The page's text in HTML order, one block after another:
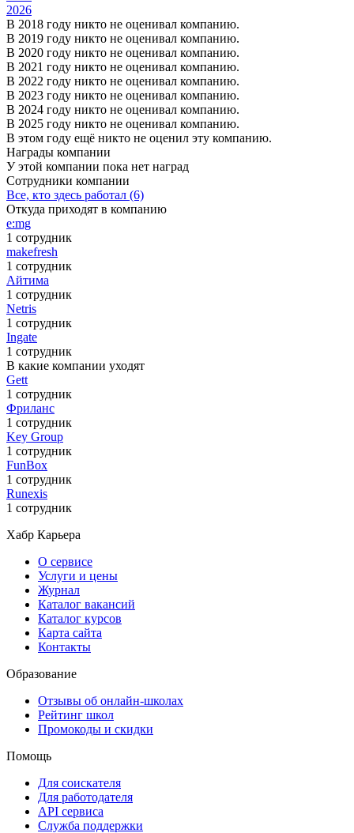
2026
В 2018 году никто не оценивал компанию.
В 2019 году никто не оценивал компанию.
В 2020 году никто не оценивал компанию.
В 2021 году никто не оценивал компанию.
В 2022 году никто не оценивал компанию.
В 2023 году никто не оценивал компанию.
В 2024 году никто не оценивал компанию.
В 2025 году никто не оценивал компанию.
В этом году ещё никто не оценил эту компанию.
Награды компании
У этой компании пока нет наград
Сотрудники компании
Все, кто здесь работал (6)
Откуда приходят в компанию
e:mg
1 сотрудник
makefresh
1 сотрудник
Айтима
1 сотрудник
Netris
1 сотрудник
Ingate
1 сотрудник
В какие компании уходят
Gett
1 сотрудник
Фриланс
1 сотрудник
Key Group
1 сотрудник
FunBox
1 сотрудник
Runexis
1 сотрудник
Хабр Карьера
О сервисе
Услуги и цены
Журнал
Каталог вакансий
Каталог курсов
Карта сайта
Контакты
Образование
Отзывы об онлайн-школах
Рейтинг школ
Промокоды и скидки
Помощь
Для соискателя
Для работодателя
API сервиса
Служба поддержки